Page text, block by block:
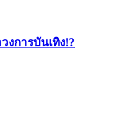
งการบันเทิง!?